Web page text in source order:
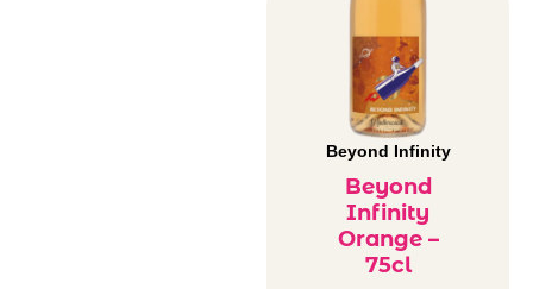
Beyond Infinity
Beyond
Infinity
Orange –
75cl